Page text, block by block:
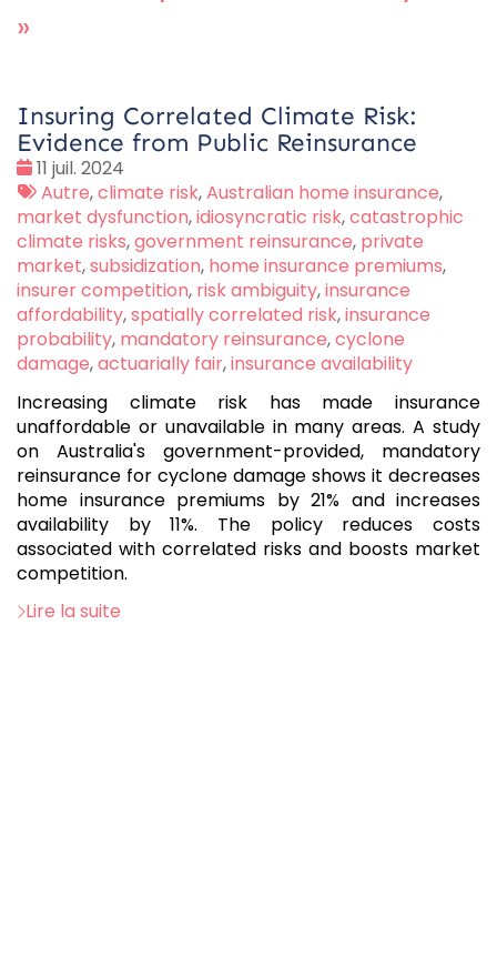
»
Insuring Correlated Climate Risk:
Evidence from Public Reinsurance
Date
:
11 juil. 2024
Tags
:
Autre,climate risk,Australian home insurance,
market dysfunction,idiosyncratic risk,catastrophic
climate risks,government reinsurance, private
market,subsidization, home insurance premiums,
insurer competition, risk ambiguity,insurance
affordability,spatially correlated risk,insurance
probability, mandatory reinsurance,cyclone
damage,actuarially fair,insurance availability
Increasing climate risk has made insurance
unaffordable or unavailable in many areas. A study
on Australia's government-provided, mandatory
reinsurance for cyclone damage shows it decreases
home insurance premiums by 21% and increases
availability by 11%. The policy reduces costs
associated with correlated risks and boosts market
competition.
Lire la suite